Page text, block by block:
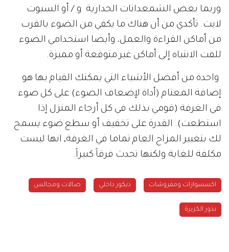
وربما بعض الشمعدانات الجدارية و / أو السبوت
لايت. تأكدي من أن هناك ما يكفي من الضوء بالقرب
من أماكن القراءة والعمل، وأيضا استخدامي الضوء
للفت الانتباه إلى أماكن غير متوقعة أو مميزة.
واحدة من أفضل الأشياء التي يمكنك القيام بها هو
إضافة المعتام (أداة لإضعاف الضوء) على كل ضوء
في الغرفة (قومي بذلك في كل أرجاء المنزل إذا
استطعت). القدرة على تخفيف أو سطع ضوء يسمح
لك بتغيير المزاج العام تماما في الغرفة, انها ليست
مكلفة للغاية ولكنها تحدث فرقاً كبيراً.
اكسسوارات ومفروشات ديكور داخلي صالات ومجالس
بذور الكزبرة